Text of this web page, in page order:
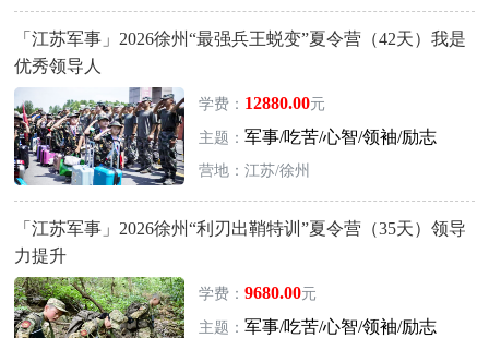
「江苏军事」2026徐州“最强兵王蜕变”夏令营（42天）我是
优秀领导人
学费： 12880.00元
主题： 军事/吃苦/心智/领袖/励志
营地：江苏/徐州
「江苏军事」2026徐州“利刃出鞘特训”夏令营（35天）领导
力提升
学费： 9680.00元
主题： 军事/吃苦/心智/领袖/励志